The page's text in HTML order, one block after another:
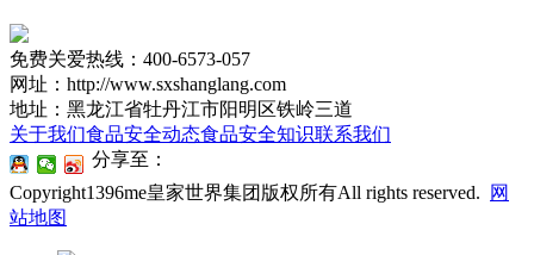
免费关爱热线：400-6573-057
网址：http://www.sxshanglang.com
地址：黑龙江省牡丹江市阳明区铁岭三道
关于我们食品安全动态食品安全知识联系我们
分享至：
Copyright1396me皇家世界集团版权所有All rights reserved.
网
站地图